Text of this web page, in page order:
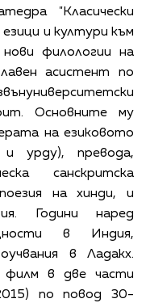
"Класически
и култури към
филологии на
асистент по
Основните му
на езиковото
и урду), превода,
санскритска
на хинди, и
Години наред
в Индия,
в Ладакх.
филм в две части
по повод 30-